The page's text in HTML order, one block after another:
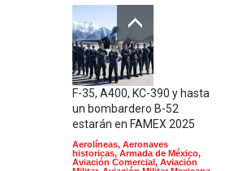
F-35, A400, KC-390 y hasta
un bombardero B-52
estarán en FAMEX 2025
Aerolíneas, Aeronaves
historicas, Armada de México,
Aviación Comercial , Aviación